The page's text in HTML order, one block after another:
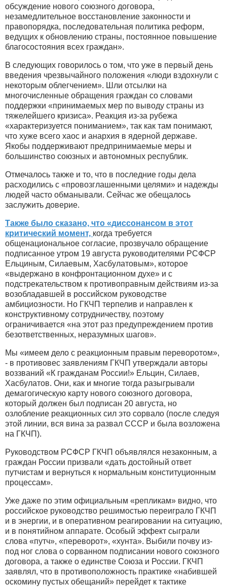
обсуждение нового союзного договора,
незамедлительное восстановление законности и
правопорядка, последовательная политика реформ,
ведущих к обновлению страны, постоянное повышение
благосостояния всех граждан».
В следующих говорилось о том, что уже в первый день
введения чрезвычайного положения «люди вздохнули с
некоторым облегчением». Шли отсылки на
многочисленные обращения граждан со словами
поддержки «принимаемых мер по выводу страны из
тяжелейшего кризиса». Реакция из-за рубежа
«характеризуется пониманием», так как там понимают,
что хуже всего хаос и анархия в ядерной державе.
Якобы поддерживают предпринимаемые меры и
большинство союзных и автономных республик.
Отмечалось также и то, что в последние годы дела
расходились с «провозглашенными целями» и надежды
людей часто обманывали. Сейчас же обещалось
заслужить доверие.
Также было сказано, что «диссонансом в этот
критический момент, когда требуется
общенациональное согласие, прозвучало обращение
подписанное утром 19 августа руководителями РСФСР
Ельциным, Силаевым, Хасбулатовым», которое
«выдержано в конфронтационном духе» и с
подстрекательством к противоправным действиям из-за
возобладавшей в российском руководстве
амбициозности. Но ГКЧП терпелив и направлен к
конструктивному сотрудничеству, поэтому
ограничивается «на этот раз предупреждением против
безответственных, неразумных шагов».
Мы «имеем дело с реакционным правым переворотом»,
- в противовес заявлениям ГКЧП утверждали авторы
воззваний «К гражданам России!» Ельцин, Силаев,
Хасбулатов. Они, как и многие тогда разыгрывали
демагогическую карту нового союзного договора,
который должен был подписан 20 августа, но
озлобление реакционных сил это сорвало (после следуя
этой линии, вся вина за развал СССР и была возложена
на ГКЧП).
Руководством РСФСР ГКЧП объявлялся незаконным, а
граждан России призвали «дать достойный ответ
путчистам и вернуться к нормальным конституционным
процессам».
Уже даже по этим официальным «репликам» видно, что
российское руководство решимостью переиграло ГКЧП
и в энергии, и в оперативном реагировании на ситуацию,
и в понятийном аппарате. Особый эффект сыграли
слова «путч», «переворот», «хунта». Выбили почву из-
под ног слова о сорванном подписании нового союзного
договора, а также о единстве Союза и России. ГКЧП
заявлял, что в противоположность практике «набившей
оскомину пустых обещаний» перейдет к тактике